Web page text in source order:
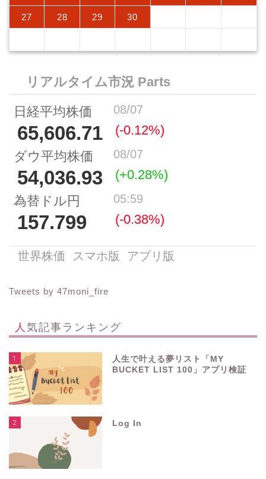
27 28 29 30
Tweets by 47moni_fire
人気記事ランキング
1
人生で叶える夢リスト「MY
BUCKET LIST 100」アプリ検証
2 Log In